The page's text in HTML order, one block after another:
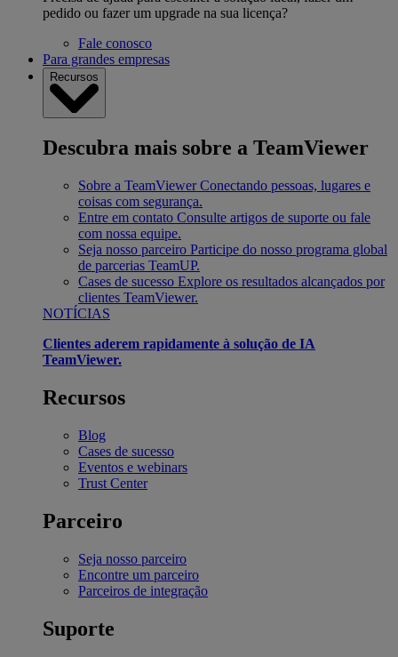
pedido ou fazer um upgrade na sua licença?
Fale conosco
Para grandes empresas
Recursos
Descubra mais sobre a TeamViewer
Sobre a TeamViewer Conectando pessoas, lugares e
coisas com segurança.
Entre em contato Consulte artigos de suporte ou fale
com nossa equipe.
Seja nosso parceiro Participe do nosso programa global
de parcerias TeamUP.
Cases de sucesso Explore os resultados alcançados por
clientes TeamViewer.
NOTÍCIAS
Clientes aderem rapidamente à solução de IA
TeamViewer.
Recursos
Blog
Cases de sucesso
Eventos e webinars
Trust Center
Parceiro
Seja nosso parceiro
Encontre um parceiro
Parceiros de integração
Suporte